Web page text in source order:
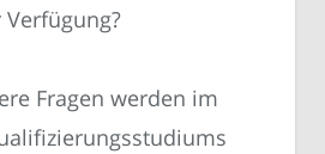
Fragen werden im